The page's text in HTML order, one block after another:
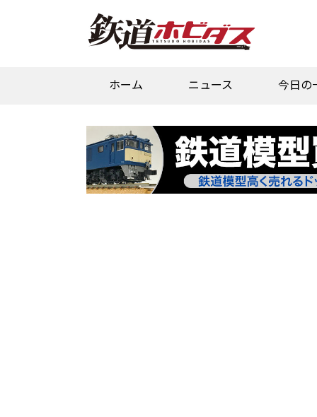
ホーム ニュース 今日の